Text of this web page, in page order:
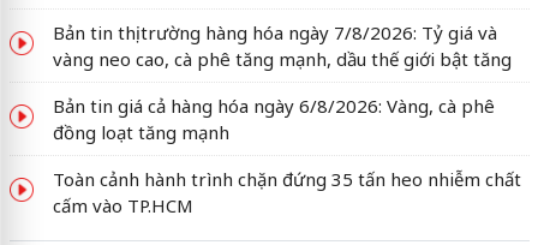
Bản tin thị trường hàng hóa ngày 7/8/2026: Tỷ giá và
vàng neo cao, cà phê tăng mạnh, dầu thế giới bật tăng
Bản tin giá cả hàng hóa ngày 6/8/2026: Vàng, cà phê
đồng loạt tăng mạnh
Toàn cảnh hành trình chặn đứng 35 tấn heo nhiễm chất
cấm vào TP.HCM